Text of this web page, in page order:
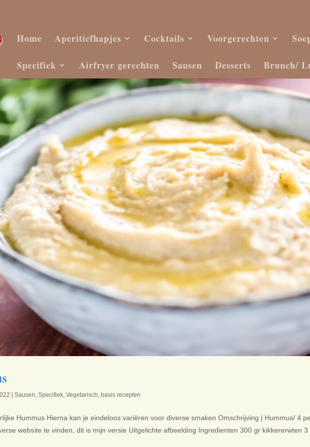
Home Aperitiefhapjes Cocktails Voorgerechten
Specifiek Airfryer gerechten Sausen Desserts Brunch/
| Sausen, Specifiek, Vegetarisch, basis recepten
Hummus Hierna kan je eindeloos variëren voor diverse smaken Omschrijving | Hummus/ 4
website te vinden, dit is mijn versie Uitgelichte afbeelding Ingredienten 300 gr kikkererwten 3